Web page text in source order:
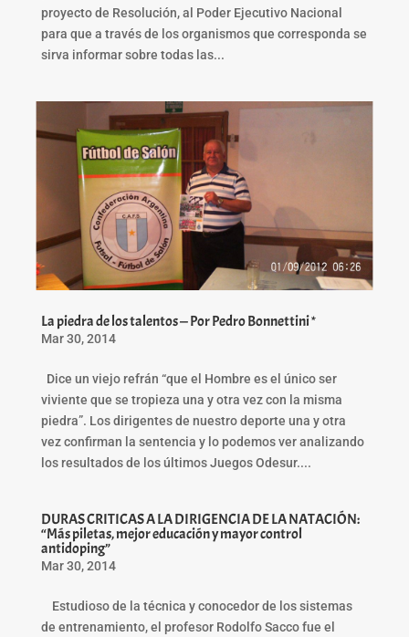
proyecto de Resolución, al Poder Ejecutivo Nacional
para que a través de los organismos que corresponda se
sirva informar sobre todas las...
La piedra de los talentos — Por Pedro Bonnettini *
Mar 30, 2014
Dice un viejo refrán “que el Hombre es el único ser
viviente que se tropieza una y otra vez con la misma
piedra”. Los dirigentes de nuestro deporte una y otra
vez confirman la sentencia y lo podemos ver analizando
los resultados de los últimos Juegos Odesur....
DURAS CRITICAS A LA DIRIGENCIA DE LA NATACIÓN:
“Más piletas, mejor educación y mayor control
antidoping”
Mar 30, 2014
Estudioso de la técnica y conocedor de los sistemas
de entrenamiento, el profesor Rodolfo Sacco fue el